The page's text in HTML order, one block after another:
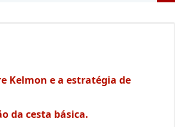
Kelmon e a estratégia de
da cesta básica.